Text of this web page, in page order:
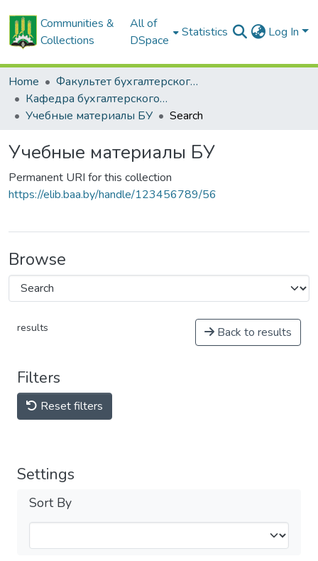
Communities &
Collections
All of
DSpace
Statistics Log In
Home
Факультет бухгалтерского учета
Кафедра бухгалтерского учёта
Учебные материалы БУ
Search
Учебные материалы БУ
Permanent URI for this collection
https://elib.baa.by/handle/123456789/56
Browse
results Back to results
Filters
Reset filters
Settings
Sort By